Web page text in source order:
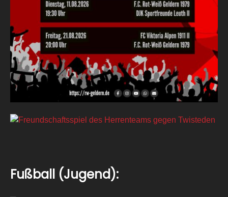
Fußball (Jugend):